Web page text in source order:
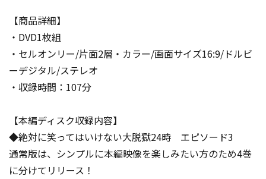
【商品詳細】
・DVD1枚組
・セルオンリー/片面2層・カラー/画面サイズ16:9/ドルビ
ーデジタル/ステレオ
・収録時間：107分
【本編ディスク収録内容】
◆絶対に笑ってはいけない大脱獄24時 エピソード3
通常版は、シンプルに本編映像を楽しみたい方のため4巻
に分けてリリース！